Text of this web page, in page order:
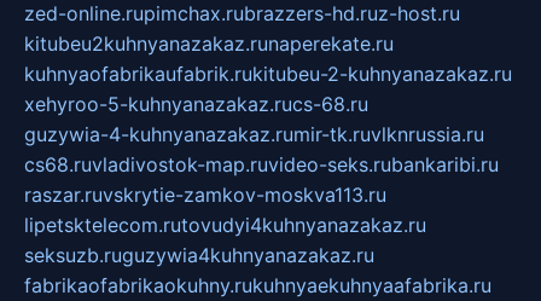
zed-online.rupimchax.rubrazzers-hd.ruz-host.ru
kitubeu2kuhnyanazakaz.runaperekate.ru
kuhnyaofabrikaufabrik.rukitubeu-2-kuhnyanazakaz.ru
xehyroo-5-kuhnyanazakaz.rucs-68.ru
guzywia-4-kuhnyanazakaz.rumir-tk.ruvlknrussia.ru
cs68.ruvladivostok-map.ruvideo-seks.rubankaribi.ru
raszar.ruvskrytie-zamkov-moskva113.ru
lipetsktelecom.rutovudyi4kuhnyanazakaz.ru
seksuzb.ruguzywia4kuhnyanazakaz.ru
fabrikaofabrikaokuhny.rukuhnyaekuhnyaafabrika.ru